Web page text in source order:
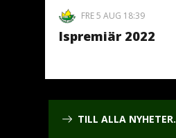
FRE 5 AUG 18:39
Ispremiär 2022
TILL ALLA NYHETER.